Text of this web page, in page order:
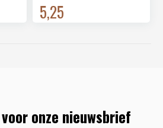
5,25
onze nieuwsbrief